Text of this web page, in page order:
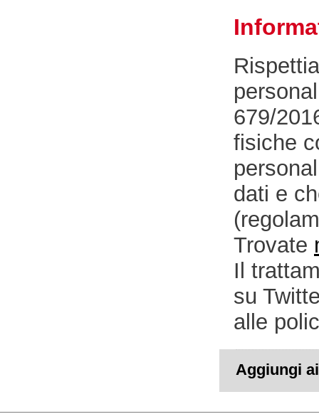
679/
fisiche
dati e
Trovate
Il
su
alle
Aggiungi